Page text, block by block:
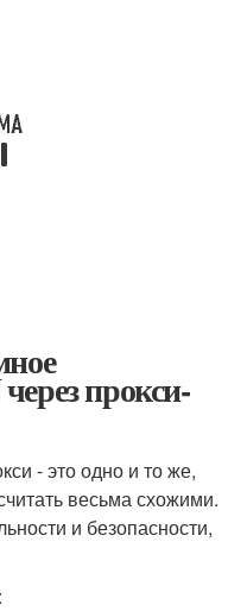
прокси-
- это одно и то же,
весьма схожими.
и безопасности,